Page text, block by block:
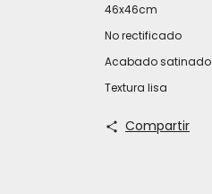
46x46cm
No rectificado
Acabado satinado
Textura lisa
Compartir